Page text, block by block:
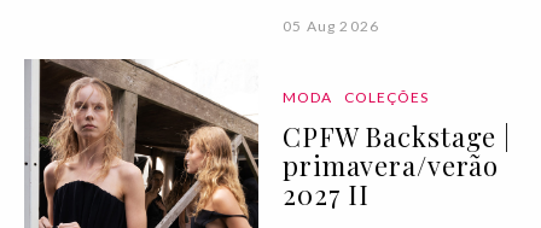
05 Aug 2026
MODA COLEÇÕES
CPFW Backstage |
primavera/verão
2027 II